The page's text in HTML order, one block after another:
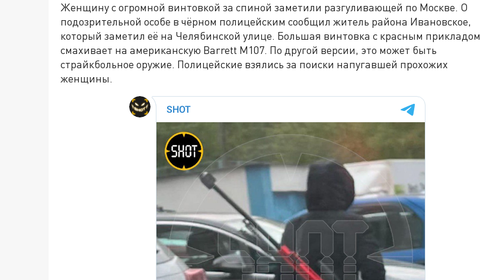
Женщину с огромной винтовкой за спиной заметили разгуливающей по Москве. О
подозрительной особе в чёрном полицейским сообщил житель района Ивановское,
который заметил её на Челябинской улице. Большая винтовка с красным прикладом
смахивает на американскую Barrett M107. По другой версии, это может быть
страйкбольное оружие. Полицейские взялись за поиски напугавшей прохожих
женщины.